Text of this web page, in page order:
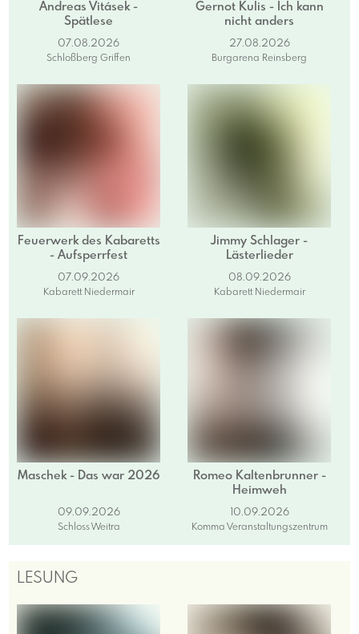
Andreas Vitásek -
Spätlese
07.08.2026
Schloßberg Griffen
Gernot Kulis - Ich kann
nicht anders
27.08.2026
Burgarena Reinsberg
Feuerwerk des Kabaretts
- Aufsperrfest
07.09.2026
Kabarett Niedermair
Jimmy Schlager -
Lästerlieder
08.09.2026
Kabarett Niedermair
Maschek - Das war 2026
09.09.2026
Schloss Weitra
Romeo Kaltenbrunner -
Heimweh
10.09.2026
Komma Veranstaltungszentrum
LESUNG